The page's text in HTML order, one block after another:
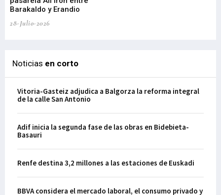
Barakaldo y Erandio
28-Julio-2026
Noticias en corto
Vitoria-Gasteiz adjudica a Balgorza la reforma integral
de la calle San Antonio
Adif inicia la segunda fase de las obras en Bidebieta-
Basauri
Renfe destina 3,2 millones a las estaciones de Euskadi
BBVA considera el mercado laboral, el consumo privado y